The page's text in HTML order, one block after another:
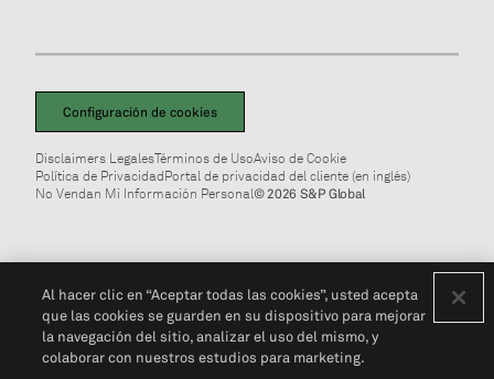
Configuración de cookies
Disclaimers LegalesTérminos de UsoAviso de Cookie
Política de PrivacidadPortal de privacidad del cliente (en inglés)
No Vendan Mi Información Personal© 2026 S&P Global
Al hacer clic en “Aceptar todas las cookies”, usted acepta
que las cookies se guarden en su dispositivo para mejorar
la navegación del sitio, analizar el uso del mismo, y
colaborar con nuestros estudios para marketing.